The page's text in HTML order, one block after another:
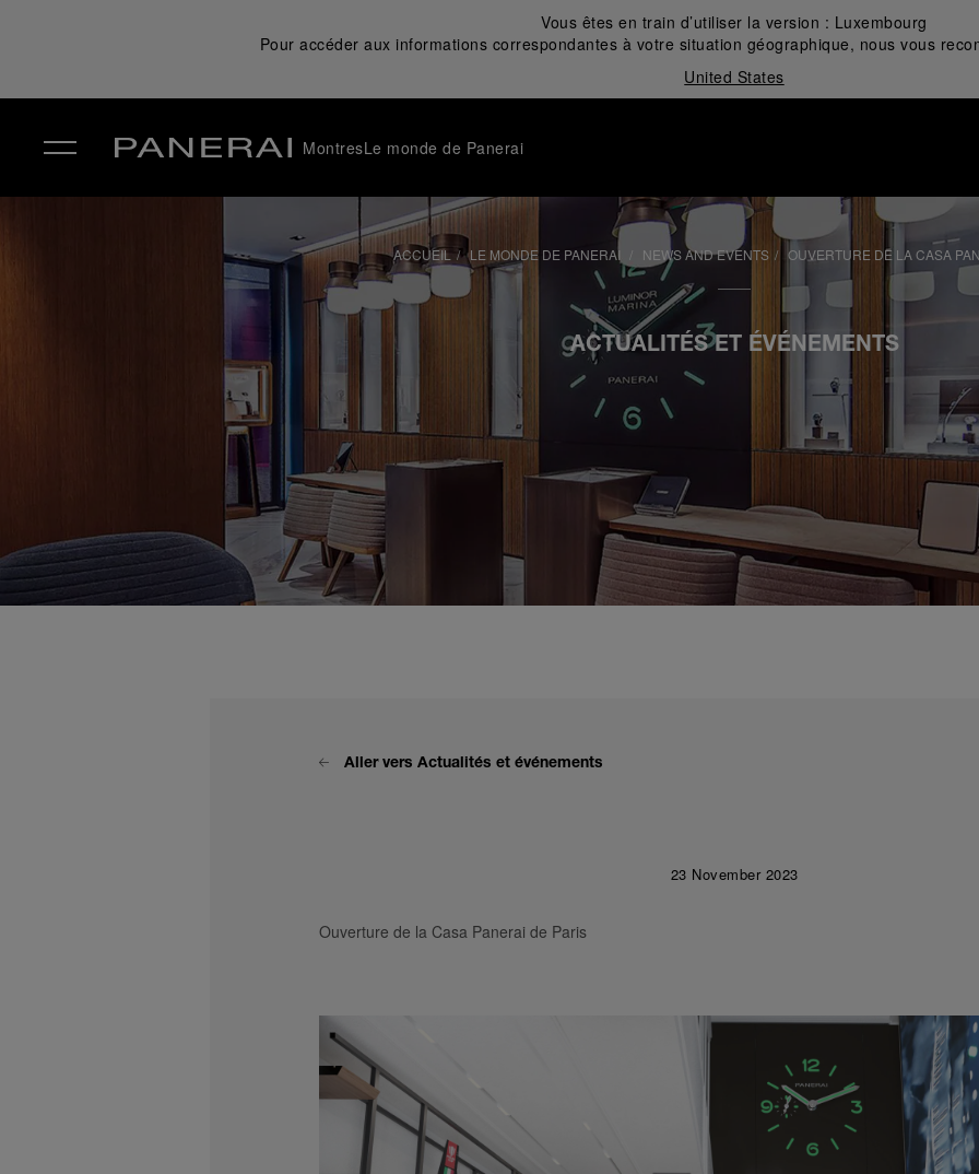
Vous êtes en train d’utiliser la version : Luxembourg
Pour accéder aux informations correspondantes à votre situation géographique, nous vous
United States
MontresLe monde de Panerai
ACCUEIL LE MONDE DE PANERAI NEWS AND EVENTS OUVERTURE DE LA CASA
ACTUALITÉS ET ÉVÉNEMENTS
Aller vers Actualités et événements
23 November 2023
Ouverture de la Casa Panerai de Paris